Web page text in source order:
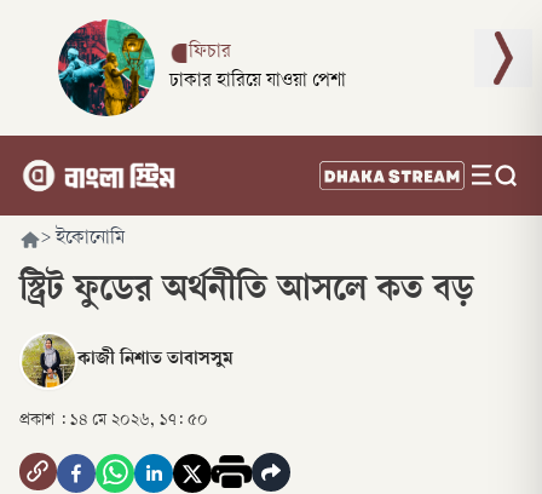
ফিচার
ঢাকার হারিয়ে যাওয়া পেশা
> ইকোনোমি
স্ট্রিট ফুডের অর্থনীতি আসলে কত বড়
কাজী নিশাত তাবাসসুম
প্রকাশ : ১৪ মে ২০২৬, ১৭: ৫০